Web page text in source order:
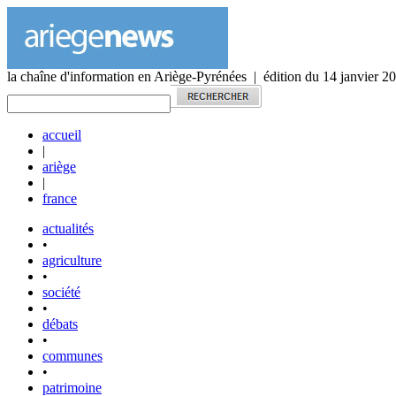
la chaîne d'information en Ariège-Pyrénées | édition du 14 janvier
accueil
|
ariège
|
france
actualités
•
agriculture
•
société
•
débats
•
communes
•
patrimoine